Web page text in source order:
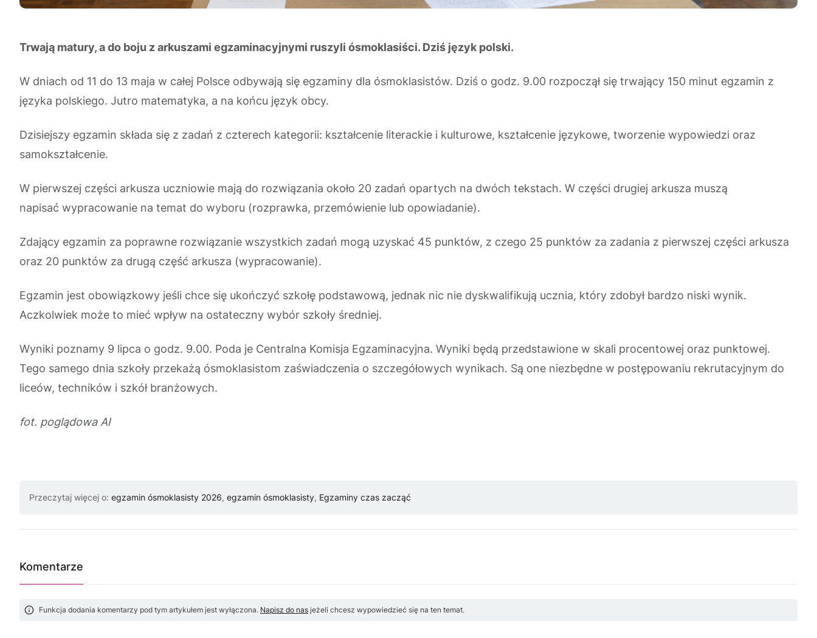
Trwają matury, a do boju z arkuszami egzaminacyjnymi ruszyli ósmoklasiści. Dziś język polski.
W dniach od 11 do 13 maja w całej Polsce odbywają się egzaminy dla ósmoklasistów. Dziś o godz. 9.00 rozpoczął się trwający 150 minut egzamin z
języka polskiego. Jutro matematyka, a na końcu język obcy.
Dzisiejszy egzamin składa się z zadań z czterech kategorii: kształcenie literackie i kulturowe, kształcenie językowe, tworzenie wypowiedzi oraz
samokształcenie.
W pierwszej części arkusza uczniowie mają do rozwiązania około 20 zadań opartych na dwóch tekstach. W części drugiej arkusza muszą
napisać wypracowanie na temat do wyboru (rozprawka, przemówienie lub opowiadanie).
Zdający egzamin za poprawne rozwiązanie wszystkich zadań mogą uzyskać 45 punktów, z czego 25 punktów za zadania z pierwszej części arkusza
oraz 20 punktów za drugą część arkusza (wypracowanie).
Egzamin jest obowiązkowy jeśli chce się ukończyć szkołę podstawową, jednak nic nie dyskwalifikują ucznia, który zdobył bardzo niski wynik.
Aczkolwiek może to mieć wpływ na ostateczny wybór szkoły średniej.
Wyniki poznamy 9 lipca o godz. 9.00. Poda je Centralna Komisja Egzaminacyjna. Wyniki będą przedstawione w skali procentowej oraz punktowej.
Tego samego dnia szkoły przekażą ósmoklasistom zaświadczenia o szczegółowych wynikach. Są one niezbędne w postępowaniu rekrutacyjnym do
liceów, techników i szkół branżowych.
fot. poglądowa AI
Przeczytaj więcej o: egzamin ósmoklasisty 2026, egzamin ósmoklasisty, Egzaminy czas zacząć
Komentarze
Funkcja dodania komentarzy pod tym artykułem jest wyłączona. Napisz do nas jeżeli chcesz wypowiedzieć się na ten temat.